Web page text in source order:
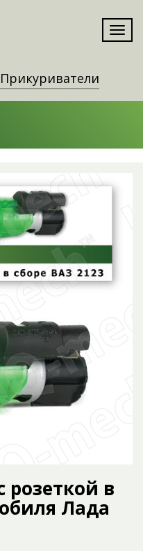
Прикуриватели
розеткой в
Лада